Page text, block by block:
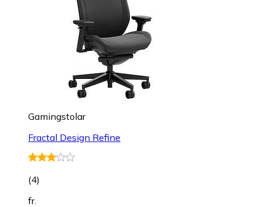
Gamingstolar
Fractal Design Refine
(4)
fr.